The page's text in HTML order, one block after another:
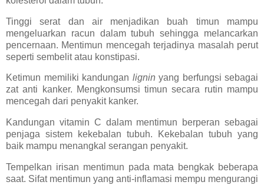
Tinggi serat dan air menjadikan buah timun mampu
mengeluarkan racun dalam tubuh sehingga melancarkan
pencernaan. Mentimun mencegah terjadinya masalah perut
seperti sembelit atau konstipasi.
Ketimun memiliki kandungan lignin yang berfungsi sebagai
zat anti kanker. Mengkonsumsi timun secara rutin mampu
mencegah dari penyakit kanker.
Kandungan vitamin C dalam mentimun berperan sebagai
penjaga sistem kekebalan tubuh. Kekebalan tubuh yang
baik mampu menangkal serangan penyakit.
Tempelkan irisan mentimun pada mata bengkak beberapa
saat. Sifat mentimun yang anti-inflamasi mempu mengurangi